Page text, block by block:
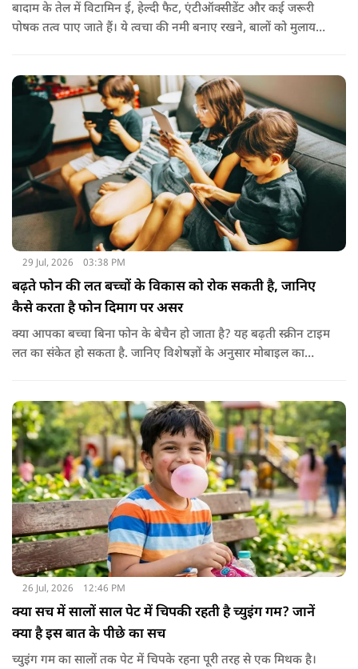
बादाम के तेल में विटामिन ई, हेल्दी फैट, एंटीऑक्सीडेंट और कई जरूरी
पोषक तत्व पाए जाते हैं। ये त्वचा की नमी बनाए रखने, बालों को मुलायम
पहले से ज्यादा मुलायम महसूस होते हैं। कुछ लोग बादाम के तेल को जैतून
के तेल के साथ मिलाकर भी इस्तेमाल करते हैं। इससे बालों की देखभाल
बेहतर तरीके से होती है। हालांकि अगर बाल बहुत ज्यादा झड़ रहे हों, तो
पहले त्वचा विशेषज्ञ से सलाह लेना जरूरी है।
29 Jul, 2026 03:38 PM
बढ़ते फोन की लत बच्चों के विकास को रोक सकती है, जानिए
कैसे करता है फोन दिमाग पर असर
क्या आपका बच्चा बिना फोन के बेचैन हो जाता है? यह बढ़ती स्क्रीन टाइम
लत का संकेत हो सकता है. जानिए विशेषज्ञों के अनुसार मोबाइल का
26 Jul, 2026 12:46 PM
क्या सच में सालों साल पेट में चिपकी रहती है च्युइंग गम? जानें
क्या है इस बात के पीछे का सच
च्युइंग गम का सालों तक पेट में चिपके रहना पूरी तरह से एक मिथक है।